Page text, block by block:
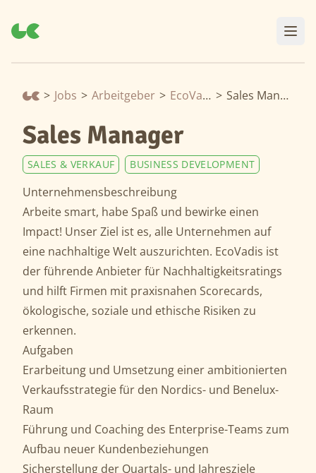
> Jobs > Arbeitgeber > EcoVadis > Sales Manager
Sales Manager
SALES & VERKAUF BUSINESS DEVELOPMENT
Unternehmensbeschreibung
Arbeite smart, habe Spaß und bewirke einen
Impact! Unser Ziel ist es, alle Unternehmen auf
eine nachhaltige Welt auszurichten. EcoVadis ist
der führende Anbieter für Nachhaltigkeitsratings
und hilft Firmen mit praxisnahen Scorecards,
ökologische, soziale und ethische Risiken zu
erkennen.
Aufgaben
Erarbeitung und Umsetzung einer ambitionierten
Verkaufsstrategie für den Nordics- und Benelux-
Raum
Führung und Coaching des Enterprise-Teams zum
Aufbau neuer Kundenbeziehungen
Sicherstellung der Quartals- und Jahresziele